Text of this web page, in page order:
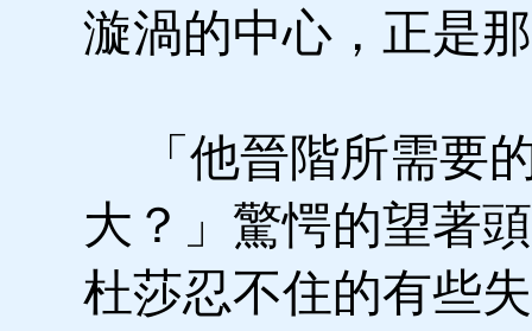
漩渦的中心，正是
「他晉階所需要
大？」驚愕的望著
杜莎忍不住的有些